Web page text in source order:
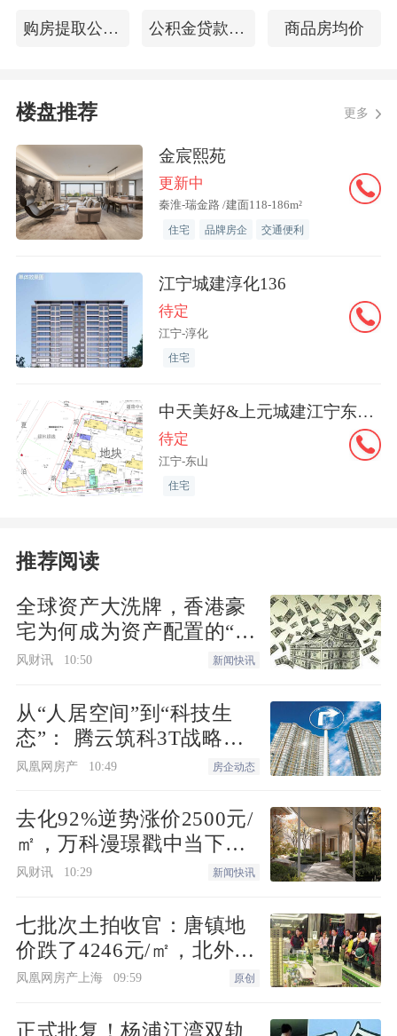
手笔的楼间距，本身就是一种奢侈品；
直面约1.2万方中央公园，南向俯瞰中央园
景，北向尽览城市天际；
准
近乎100%的实得率，实际
远超
市面上同面积产品，通过四代宅户型设计
率，提升了整体户型的实用性。
专梯私密入户，最大近9㎡独立门厅，将
归家的仪式感从电梯门打开的瞬间便铺陈
缓冲地带，也是主人品位的首道展陈——
概念样板间实景图，仅供参考，实际以交
付为准
南向大开间面宽的超规格铺陈，奢阔舒服
度；
概念样板间实景图，仅供参考，实际以交
付为准
打破传统功能分区的桎梏，动线高效；
概念样板间实景图，仅供参考，实际以交
购房提取公积金 公积金贷款首付 商品房均价
楼盘推荐 更多
金宸熙苑
更新中
秦淮-瑞金路 /建面118-186m²
住宅 品牌房企 交通便利
江宁城建淳化136
待定
江宁-淳化
住宅
中天美好&上元城建江宁东山G17
待定
江宁-东山
住宅
推荐阅读
全球资产大洗牌，香港豪
宅为何成为资产配置的“必
选项”？
风财讯 10:50 新闻快讯
从“人居空间”到“科技生
态”： 腾云筑科3T战略无
锡首发，生态圈协同重构
凤凰网房产 10:49 房企动态
去化92%逆势涨价2500元/
㎡，万科漫璟戳中当下最
缺的松弛生活
风财讯 10:29 新闻快讯
七批次土拍收官：唐镇地
价跌了4246元/㎡，北外滩
来了两位温州首富
凤凰网房产上海 09:59 原创
正式批复！杨浦江湾双轨